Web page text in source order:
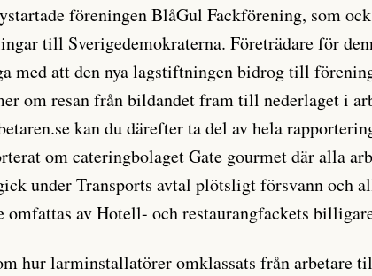
föreningen Blå­Gul Fackförening, som
till Sverigedemokraterna. Företrädare för
med att den nya lagstiftningen bidrog till
om resan från bildandet fram till nederlaget i
kan du därefter ta del av hela
om cateringbolaget Gate gourmet där alla
under Transports avtal plötsligt försvann och
omfattas av Hotell- och restaurangfackets
hur larminstallatörer omklassats från arbetare